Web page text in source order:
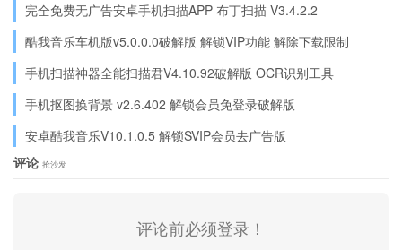
完全免费无广告安卓手机扫描APP 布丁扫描 V3.4.2.2
酷我音乐车机版v5.0.0.0破解版 解锁VIP功能 解除下载限制
手机扫描神器全能扫描君V4.10.92破解版 OCR识别工具
手机抠图换背景 v2.6.402 解锁会员免登录破解版
安卓酷我音乐V10.1.0.5 解锁SVIP会员去广告版
评论 抢沙发
评论前必须登录！